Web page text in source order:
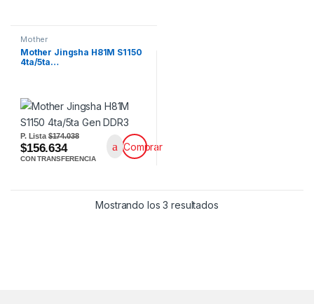
Mother
Mother Jingsha H81M S1150
4ta/5ta…
P. Lista$174.038
$156.634
CON TRANSFERENCIA
Comprar
Mostrando los 3 resultados